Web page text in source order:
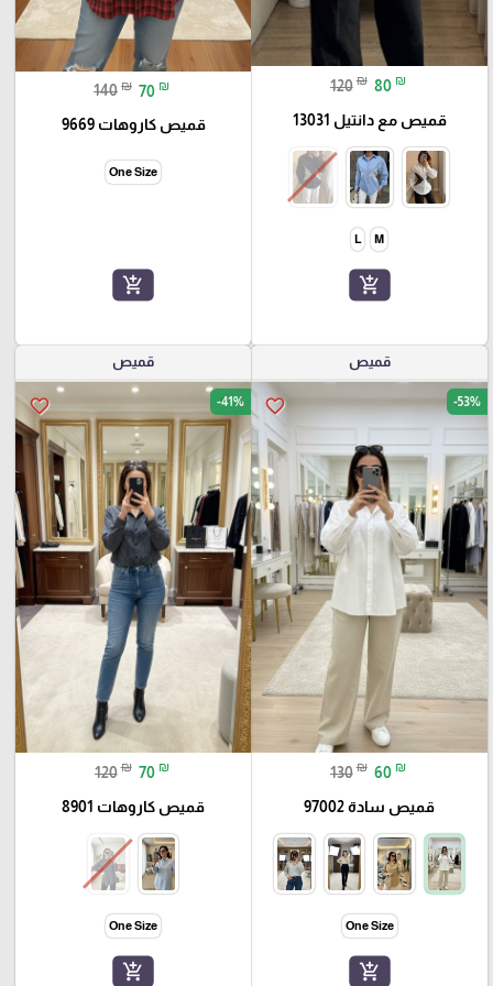
120 ₪ 80 ₪
قميص مع دانتيل 13031
M
L
add_shopping_cart
140 ₪ 70 ₪
قميص كاروهات 9669
One Size
add_shopping_cart
قميص
favorite_border -53%
130 ₪ 60 ₪
قميص سادة 97002
One Size
add_shopping_cart
قميص
favorite_border -41%
120 ₪ 70 ₪
قميص كاروهات 8901
One Size
add_shopping_cart